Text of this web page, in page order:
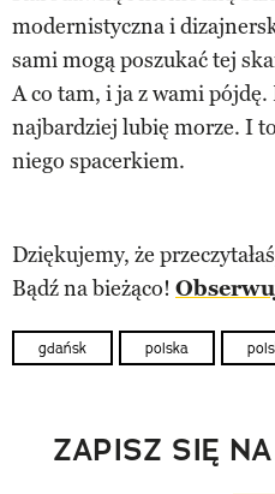
modernistyczna i
sami mogą poszukać tej
A co tam, i ja z wami
najbardziej lubię morze. I
niego spacerkiem.
Dziękujemy, że
Bądź na bieżąco!
gdańsk polska
ZAPISZ SIĘ